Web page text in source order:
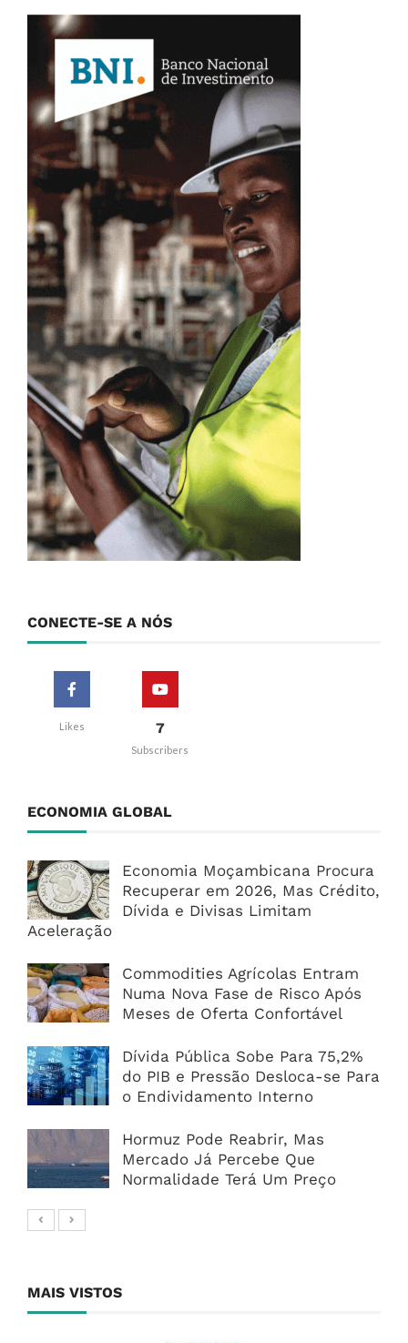
CONECTE-SE A NÓS
Likes 7
Subscribers
ECONOMIA GLOBAL
Economia Moçambicana Procura
Recuperar em 2026, Mas Crédito,
Dívida e Divisas Limitam
Aceleração
Commodities Agrícolas Entram
Numa Nova Fase de Risco Após
Meses de Oferta Confortável
Dívida Pública Sobe Para 75,2%
do PIB e Pressão Desloca-se Para
o Endividamento Interno
Hormuz Pode Reabrir, Mas
Mercado Já Percebe Que
Normalidade Terá Um Preço
MAIS VISTOS